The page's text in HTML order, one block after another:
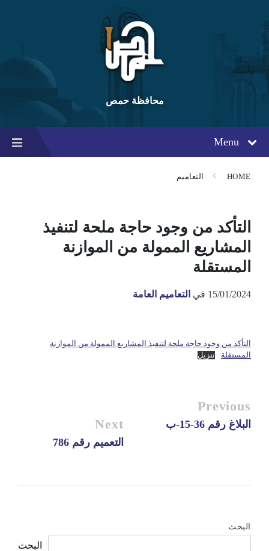
content
main
navigation
footer
محافظة حمص
Menu
HOME التعاميم
التأكد من وجود حاجة ملحة لتنفيذ
المشاريع الممولة من الموازنة
المستقلة
15/01/2024 في التعاميم العامة
التأكد من وجود حاجة ملحة لتنفيذ المشاريع الممولة من الموازنة
المستقلة
تنزيل
Previous
البلاغ رقم 36-15-ب Next
التعميم رقم 786
البحث
البحث